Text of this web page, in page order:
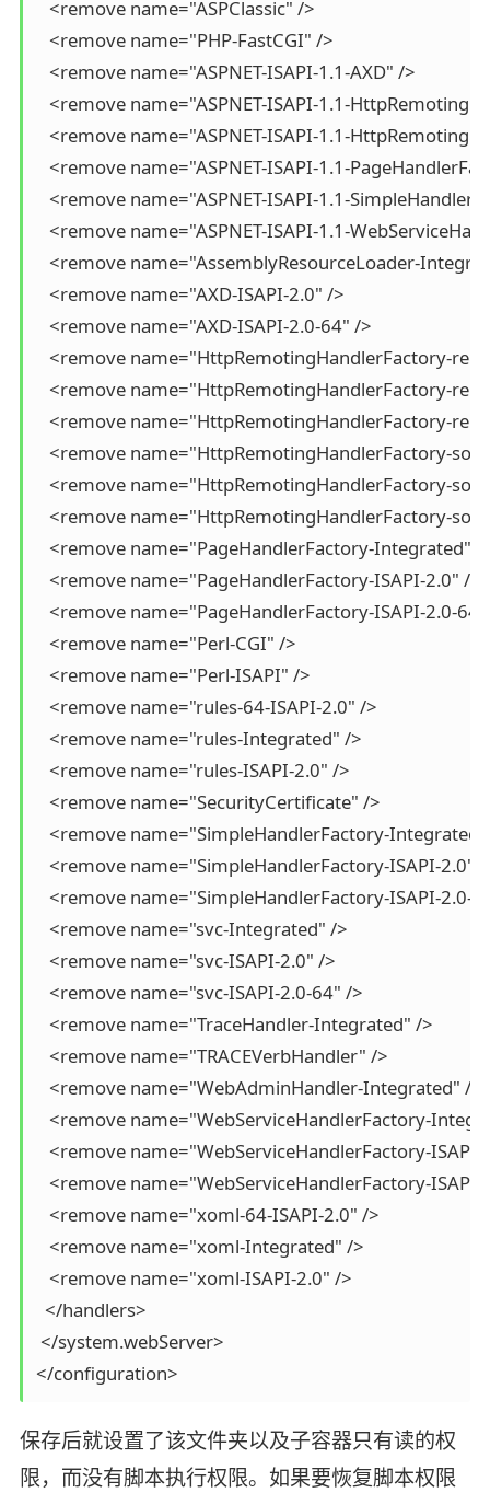
   <remove name="ASPClassic" />
   <remove name="PHP-FastCGI" />
   <remove name="ASPNET-ISAPI-1.1-AXD" />
<remove name="ASPNET-ISAPI-1.1-
<remove name="ASPNET-ISAPI-1.1-
<remove name="ASPNET-ISAPI-1.1-
<remove name="ASPNET-ISAPI-1.1-
<remove name="ASPNET-ISAPI-1.1-
<remove name="AssemblyResourceLoader-
   <remove name="AXD-ISAPI-2.0" />
   <remove name="AXD-ISAPI-2.0-64" />
<remove name="HttpRemotingHandlerFactory-rem-
<remove name="HttpRemotingHandlerFactory-rem-
<remove name="HttpRemotingHandlerFactory-rem-
<remove name="HttpRemotingHandlerFactory-
<remove name="HttpRemotingHandlerFactory-
<remove name="HttpRemotingHandlerFactory-
<remove name="PageHandlerFactory-Integrated" /
   <remove name="PageHandlerFactory-ISAPI-2.0" />
<remove name="PageHandlerFactory-ISAPI-2.0-64"
   <remove name="Perl-CGI" />
   <remove name="Perl-ISAPI" />
   <remove name="rules-64-ISAPI-2.0" />
   <remove name="rules-Integrated" />
   <remove name="rules-ISAPI-2.0" />
   <remove name="SecurityCertificate" />
<remove name="SimpleHandlerFactory-Integrated"
<remove name="SimpleHandlerFactory-ISAPI-2.0"
<remove name="SimpleHandlerFactory-ISAPI-2.0-
   <remove name="svc-Integrated" />
   <remove name="svc-ISAPI-2.0" />
   <remove name="svc-ISAPI-2.0-64" />
   <remove name="TraceHandler-Integrated" />
   <remove name="TRACEVerbHandler" />
   <remove name="WebAdminHandler-Integrated" />
<remove name="WebServiceHandlerFactory-
<remove name="WebServiceHandlerFactory-ISAPI-
<remove name="WebServiceHandlerFactory-ISAPI-
   <remove name="xoml-64-ISAPI-2.0" />
   <remove name="xoml-Integrated" />
   <remove name="xoml-ISAPI-2.0" />
  </handlers>
</system.webServer>
</configuration>
保存后就设置了该文件夹以及子容器只有读的权
限，而没有脚本执行权限。如果要恢复脚本权限